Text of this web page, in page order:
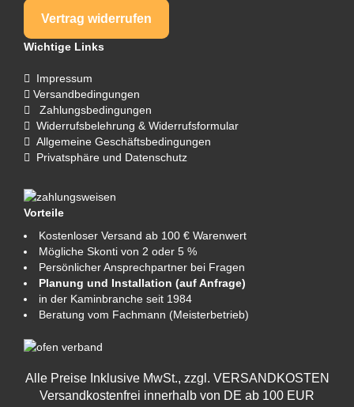
Vertrag widerrufen
Wichtige Links
Impressum
Versandbedingungen
Zahlungsbedingungen
Widerrufsbelehrung & Widerrufsformular
Allgemeine Geschäftsbedingungen
Privatsphäre und Datenschutz
Vorteile
Kostenloser Versand ab 100 € Warenwert
Mögliche Skonti von 2 oder 5 %
Persönlicher Ansprechpartner bei Fragen
Planung und Installation (auf Anfrage)
in der Kaminbranche seit 1984
Beratung vom Fachmann (Meisterbetrieb)
Alle Preise Inklusive MwSt., zzgl. VERSANDKOSTEN
Versandkostenfrei innerhalb von DE ab 100 EUR